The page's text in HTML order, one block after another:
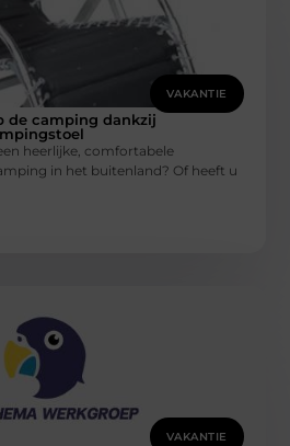
VAKANTIE
de camping dankzij
heerlijke, comfortabele
in het buitenland? Of heeft u
VAKANTIE